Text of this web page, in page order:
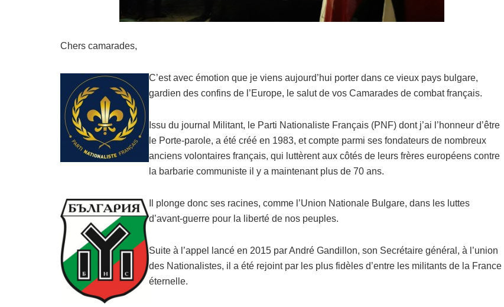
Chers camarades,
C’est avec émotion que je viens aujourd’hui porter dans ce vieux pays bulgare,
gardien des confins de l’Europe, le salut de vos Camarades de combat français.
Issu du journal Militant, le Parti Nationaliste Français (PNF) dont j’ai l’honneur d’être
le Porte-parole, a été créé en 1983, et compte parmi ses fondateurs de nombreux
anciens volontaires français, qui luttèrent aux côtés de leurs frères européens contre
la barbarie communiste il y a maintenant plus de 70 ans.
Il plonge donc ses racines, comme l’Union Nationale Bulgare, dans les luttes
d’avant-guerre pour la liberté de nos peuples.
Suite à l’appel lancé en 2015 par André Gandillon, son Secrétaire général, à l’union
des Nationalistes, il a été rejoint par les plus fidèles d’entre les militants de la France
éternelle.